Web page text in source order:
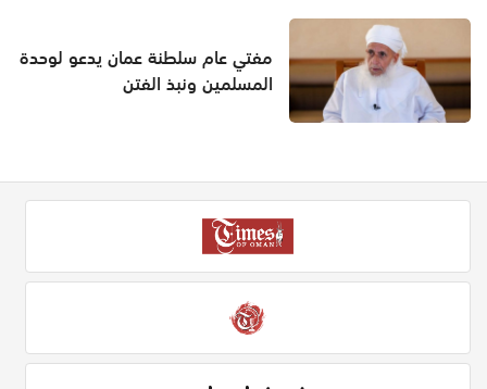
مفتي عام سلطنة عمان يدعو لوحدة
المسلمين ونبذ الفتن